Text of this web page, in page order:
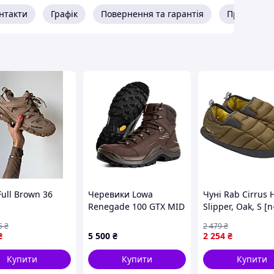
довжини устілки:
+/- 2мм.
розмір вказуйте в коментарях.
Графік Повернення та гарантія Про
Brown 36
₴
Купити
Черевики Lowa
Renegade 100 GTX MID
41.5
5 500 ₴
Купити
Чуні Rab Cirrus
Slipper, Oak, S
2 254 ₴
2 479₴
Купити